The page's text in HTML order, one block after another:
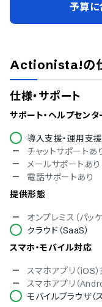
予算に
Actionista!の
仕様・サポート
サポート・ヘルプセンタ
導入支援・運用支
チャットサポートあ
メールサポートあり
電話サポートあり
提供形態
オンプレミス（パッ
クラウド（SaaS）
スマホ・モバイル対応
スマホアプリ（iOS
スマホアプリ（
モバイルブラウザ（